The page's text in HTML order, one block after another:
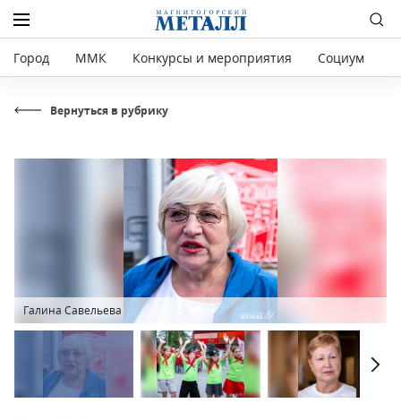
Город ММК Конкурсы и мероприятия Социум
Вернуться в рубрику
Галина Савельева